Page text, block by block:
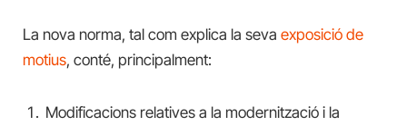
La nova norma, tal com explica la seva exposició de
motius, conté, principalment:
Modificacions relatives a la modernització i la